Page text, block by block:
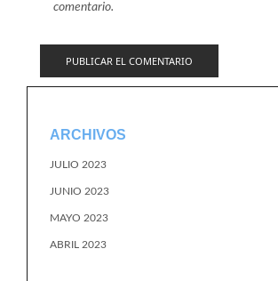
comentario.
ARCHIVOS
JULIO 2023
JUNIO 2023
MAYO 2023
ABRIL 2023